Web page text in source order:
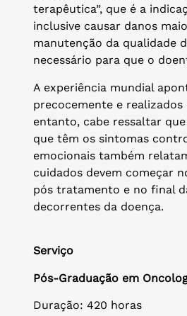
terapêutica”, que é a
inclusive causar danos
manutenção da qualidade
necessário para que o
A experiência mundial
precocemente e
entanto, cabe ressaltar
que têm os sintomas
emocionais também
cuidados devem começar
pós tratamento e no final
decorrentes da doença.
Serviço
Pós-Graduação em
Duração: 420 horas